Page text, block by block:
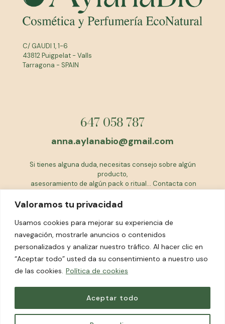
Valoramos tu privacidad
Usamos cookies para mejorar su experiencia de
navegación, mostrarle anuncios o contenidos
personalizados y analizar nuestro tráfico. Al hacer clic en
“Aceptar todo” usted da su consentimiento a nuestro uso
de las cookies. Política de cookies
Aceptar todo
C/ GAUDI 1, 1-6
43812 Puigpelat - Valls
Tarragona - SPAIN
647 058 787
anna.aylanabio@gmail.com
Si tienes alguna duda, necesitas consejo sobre algún
producto,
asesoramiento de algún pack o ritual... Contacta con
EQUIPO AYLANABIO
© 2023 aylanabio Todos lo derechos reservados.